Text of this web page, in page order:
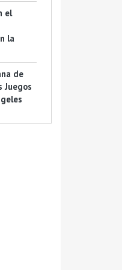
el
la
de
Juegos